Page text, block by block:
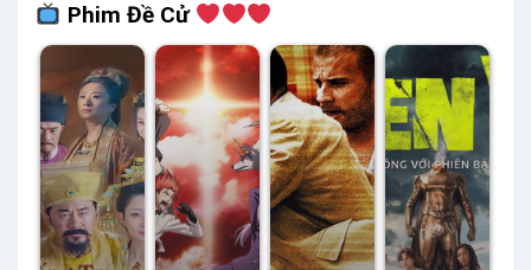
Phim Đề Cử